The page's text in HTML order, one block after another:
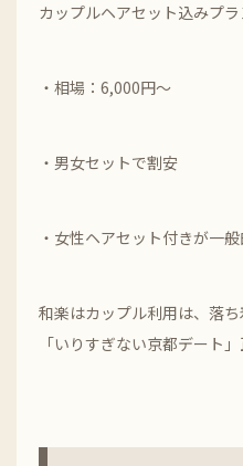
カップルヘアセット込みプラ
・相場：6,000円～
・男女セットで割安
・女性ヘアセット付きが一
和楽はカップル利用は、落
「いりすぎない京都デート」